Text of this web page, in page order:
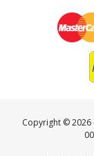
Copyright ©2026